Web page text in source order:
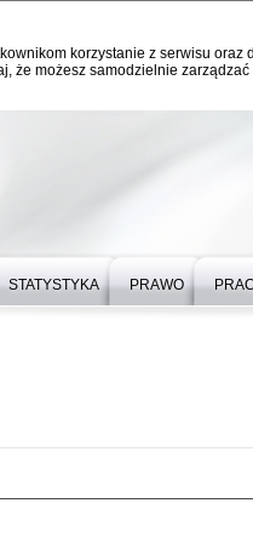
korzystanie z serwisu
że możesz samodzielnie
STATYSTYKA PRAWO